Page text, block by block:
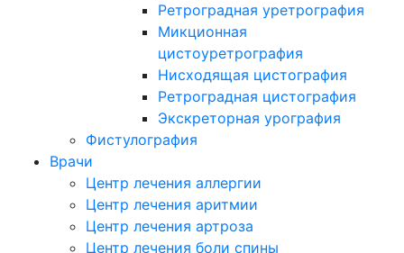
Ретроградная уретрография
Микционная
цистоуретрография
Нисходящая цистография
Ретроградная цистография
Экскреторная урография
Фистулография
Врачи
Центр лечения аллергии
Центр лечения аритмии
Центр лечения артроза
Центр лечения боли спины